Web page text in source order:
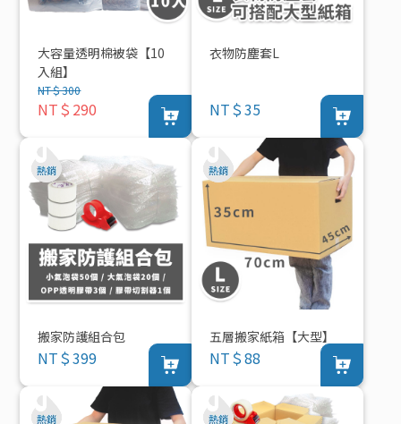
大容量透明棉被袋【10
入組】
NT＄300
NT＄290
衣物防塵套L
NT＄35
搬家防護組合包
NT＄399
五層搬家紙箱【大型】
NT＄88